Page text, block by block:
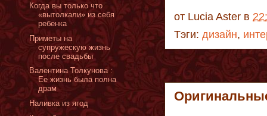
от Lucia Aster в
Тэги: дизайн,
Когда вы только что
«вытолкали» из себя
ребенка
Приметы на
супружескую жизнь
после свадьбы
Валентина Толкунова :
Ее жизнь была полна
драм
Наливка из ягод